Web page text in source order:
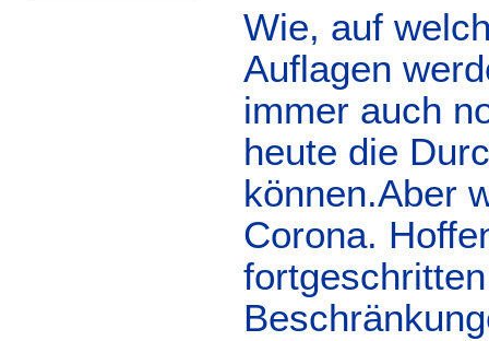
Wie, auf
Auflagen
immer auch
heute die
können.Aber
Corona.